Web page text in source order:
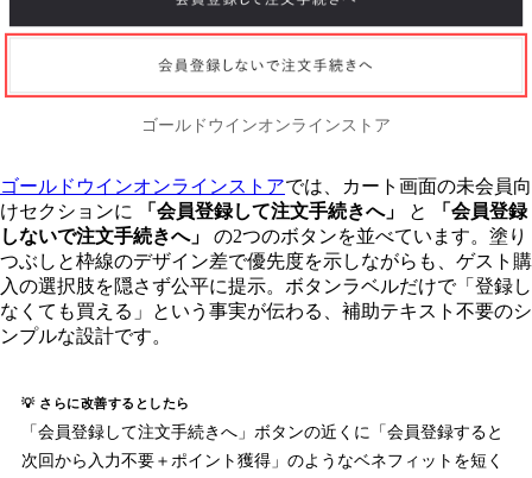
ゴールドウインオンラインストア
ゴールドウインオンラインストアでは、カート画面の未会員向
けセクションに
「会員登録して注文手続きへ」 と
「会員登録
しないで注文手続きへ」
の2つのボタンを並べています。塗り
つぶしと枠線のデザイン差で優先度を示しながらも、ゲスト購
入の選択肢を隠さず公平に提示。ボタンラベルだけで「登録し
なくても買える」という事実が伝わる、補助テキスト不要のシ
ンプルな設計です。
💡 さらに改善するとしたら
「会員登録して注文手続きへ」ボタンの近くに「会員登録すると
次回から入力不要＋ポイント獲得」のようなベネフィットを短く